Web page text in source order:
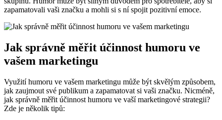
zapamatovali vaši značku a mohli si s ní spojit pozitivní emoce.
Jak správně měřit účinnost humoru ve
vašem marketingu
Využití humoru ve vašem marketingu může být skvělým způsobem,
jak zaujmout své publikum a zapamatovat si vaši značku. Nicméně,
jak správně měřit účinnost humoru ve vaší marketingové strategii?
Zde je několik tipů: